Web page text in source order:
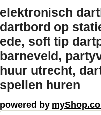
elektronisch
dartbord op
ede, soft tip
barneveld,
huur utrecht,
spellen huren
powered by